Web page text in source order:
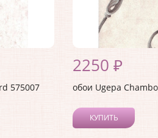
575007
2250 ₽
обои Ugepa
КУПИТЬ